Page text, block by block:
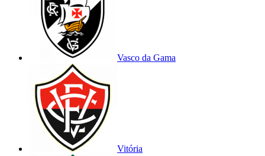
Vasco da Gama
Vitória